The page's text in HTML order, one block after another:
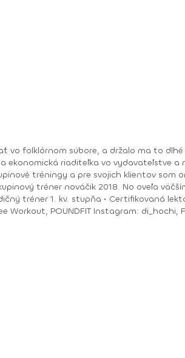
folklórnom súbore, a držalo ma to
tréningy a pre svojich klientov som
Diana Hô Chí Facebook